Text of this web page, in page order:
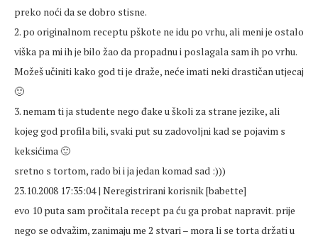
preko noći da se dobro stisne.
2. po originalnom receptu pškote ne idu po vrhu, ali meni je ostalo
viška pa mi ih je bilo žao da propadnu i poslagala sam ih po vrhu.
Možeš učiniti kako god ti je draže, neće imati neki drastičan utjecaj
🙂
3. nemam ti ja studente nego đake u školi za strane jezike, ali
kojeg god profila bili, svaki put su zadovoljni kad se pojavim s
keksićima 🙂
sretno s tortom, rado bi i ja jedan komad sad :)))
23.10.2008 17:35:04 | Neregistrirani korisnik [babette]
evo 10 puta sam pročitala recept pa ću ga probat napravit. prije
nego se odvažim, zanimaju me 2 stvari – mora li se torta držati u